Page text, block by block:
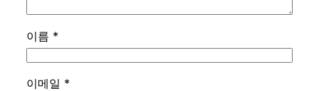
이름 *
이메일 *